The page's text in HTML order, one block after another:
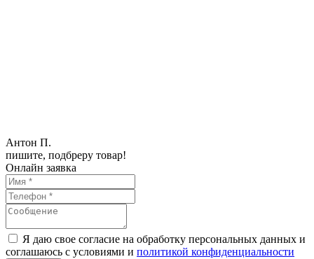
Антон П.
пишите, подбреру товар!
Онлайн заявка
Я даю свое согласие на обработку персональных данных и
соглашаюсь с условиями и политикой конфиденциальности